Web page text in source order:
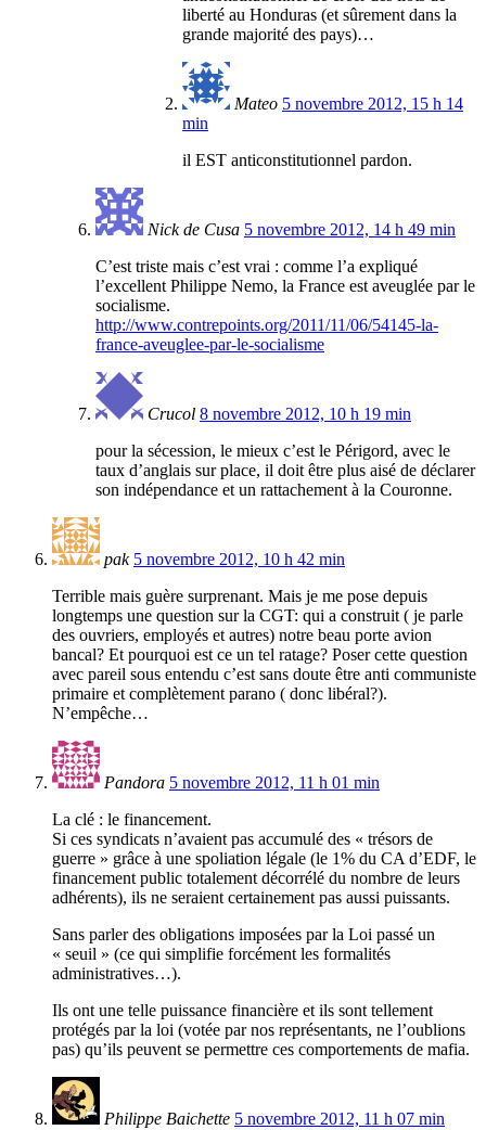
liberté au Honduras (et sûrement dans la
grande majorité des pays)…
Mateo 5 novembre 2012, 15 h 14
min
il EST anticonstitutionnel pardon.
Nick de Cusa 5 novembre 2012, 14 h 49 min
C’est triste mais c’est vrai : comme l’a expliqué
l’excellent Philippe Nemo, la France est aveuglée par le
socialisme.
http://www.contrepoints.org/2011/11/06/54145-la-
france-aveuglee-par-le-socialisme
Crucol 8 novembre 2012, 10 h 19 min
pour la sécession, le mieux c’est le Périgord, avec le
taux d’anglais sur place, il doit être plus aisé de déclarer
son indépendance et un rattachement à la Couronne.
pak 5 novembre 2012, 10 h 42 min
Terrible mais guère surprenant. Mais je me pose depuis
longtemps une question sur la CGT: qui a construit ( je parle
des ouvriers, employés et autres) notre beau porte avion
bancal? Et pourquoi est ce un tel ratage? Poser cette question
avec pareil sous entendu c’est sans doute être anti communiste
primaire et complètement parano ( donc libéral?).
N’empêche…
Pandora 5 novembre 2012, 11 h 01 min
La clé : le financement.
Si ces syndicats n’avaient pas accumulé des « trésors de
guerre » grâce à une spoliation légale (le 1% du CA d’EDF, le
financement public totalement décorrélé du nombre de leurs
adhérents), ils ne seraient certainement pas aussi puissants.
Sans parler des obligations imposées par la Loi passé un
« seuil » (ce qui simplifie forcément les formalités
administratives…).
Ils ont une telle puissance financière et ils sont tellement
protégés par la loi (votée par nos représentants, ne l’oublions
pas) qu’ils peuvent se permettre ces comportements de mafia.
Philippe Baichette 5 novembre 2012, 11 h 07 min